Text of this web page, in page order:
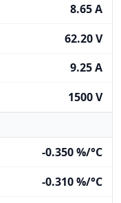
8.65 A
62.20 V
9.25 A
1500 V
-0.350 %/°C
-0.310 %/°C